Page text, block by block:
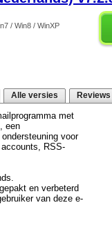
/ Win8 / WinXP
Alle versies Reviews
met
een
voor
RSS-
en verbeterd
van deze e-